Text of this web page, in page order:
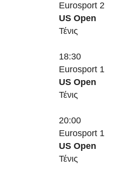
Eurosport 2
US Open
Τένις
18:30
Eurosport 1
US Open
Τένις
20:00
Eurosport 1
US Open
Τένις